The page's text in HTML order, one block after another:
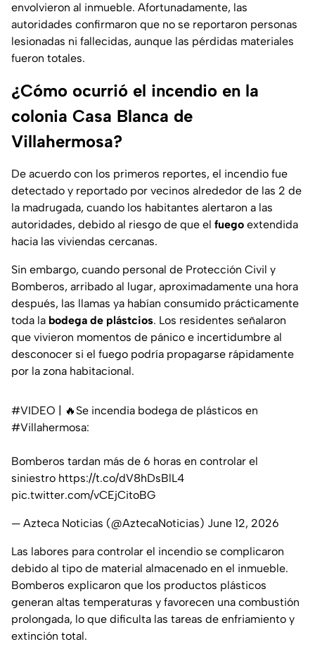
envolvieron al inmueble. Afortunadamente, las
autoridades confirmaron que no se reportaron personas
lesionadas ni fallecidas, aunque las pérdidas materiales
fueron totales.
¿Cómo ocurrió el incendio en la
colonia Casa Blanca de
Villahermosa?
De acuerdo con los primeros reportes, el incendio fue
detectado y reportado por vecinos alrededor de las 2 de
la madrugada, cuando los habitantes alertaron a las
autoridades, debido al riesgo de que el fuego extendida
hacia las viviendas cercanas.
Sin embargo, cuando personal de Protección Civil y
Bomberos, arribado al lugar, aproximadamente una hora
después, las llamas ya habían consumido prácticamente
toda la bodega de plástcios. Los residentes señalaron
que vivieron momentos de pánico e incertidumbre al
desconocer si el fuego podría propagarse rápidamente
por la zona habitacional.
#VIDEO | 🔥Se incendia bodega de plásticos en
#Villahermosa:
Bomberos tardan más de 6 horas en controlar el
siniestro https://t.co/dV8hDsBlL4
pic.twitter.com/vCEjCitoBG
— Azteca Noticias (@AztecaNoticias) June 12, 2026
Las labores para controlar el incendio se complicaron
debido al tipo de material almacenado en el inmueble.
Bomberos explicaron que los productos plásticos
generan altas temperaturas y favorecen una combustión
prolongada, lo que dificulta las tareas de enfriamiento y
extinción total.